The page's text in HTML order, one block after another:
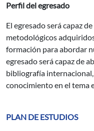
Perfil del egresado
El egresado será capaz
metodológicos
formación para abordar
egresado será capaz de
bibliografía
conocimiento en el tema
PLAN DE ESTUDIOS